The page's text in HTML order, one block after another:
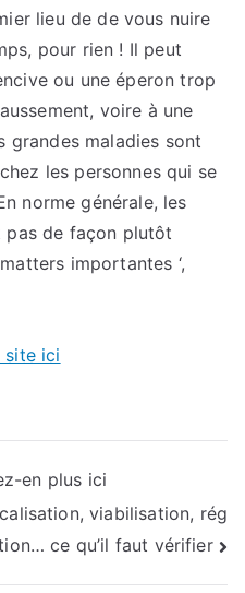
lieu de de vous nuire
pour rien ! Il peut
ou une éperon trop
voire à une
grandes maladies sont
les personnes qui se
norme générale, les
pas de façon plutôt
importantes ‘,
site ici
en plus ici
viabilisation, rég
ce qu’il faut vérifier